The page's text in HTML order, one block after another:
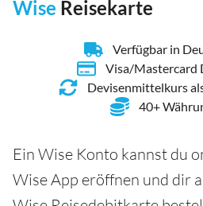
Wise Reisekarte
Verfügbar in
Visa/Mastercard
Devisenmittelkurs
40+
Ein Wise Konto kannst du
Wise App eröffnen und dir